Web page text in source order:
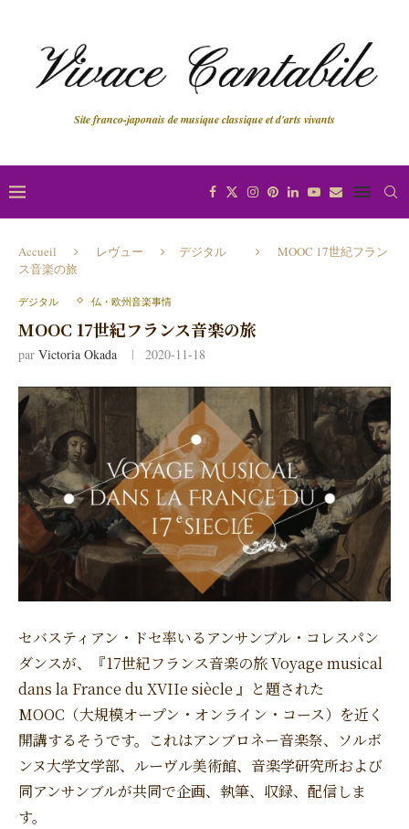
Site franco-japonais de musique classique et d'arts vivants
Accueil レヴュー デジタル
MOOC 17世紀フラン
ス音楽の旅
デジタル 仏・欧州音楽事情
MOOC 17世紀フランス音楽の旅
par Victoria Okada 2020-11-18
セバスティアン・ドセ率いるアンサンブル・コレスパン
ダンスが、『17世紀フランス音楽の旅 Voyage musical
dans la France du XVIIe siècle 』と題された
MOOC（大規模オープン・オンライン・コース）を近く
開講するそうです。これはアンブロネー音楽祭、ソルボ
ンヌ大学文学部、ルーヴル美術館、音楽学研究所および
同アンサンブルが共同で企画、執筆、収録、配信しま
す。